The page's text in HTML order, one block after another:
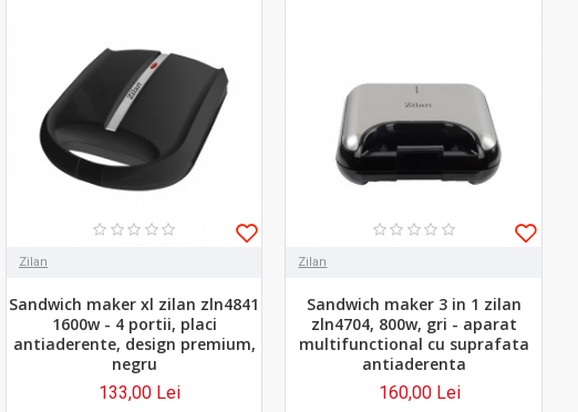
Zilan
Sandwich maker xl zilan zln4841
1600w - 4 portii, placi
antiaderente, design premium,
negru
133,00 Lei
Zilan
Sandwich maker 3 in 1 zilan
zln4704, 800w, gri - aparat
multifunctional cu suprafata
antiaderenta
160,00 Lei